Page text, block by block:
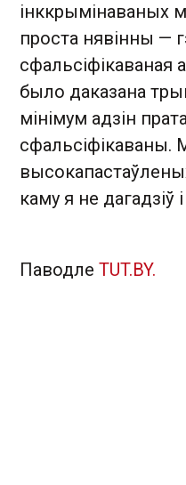
інккрымінаваных
проста нявінны —
сфальсіфікаваная
было даказана
мінімум адзін
каму я не дагадзіў
Паводле TUT.BY.